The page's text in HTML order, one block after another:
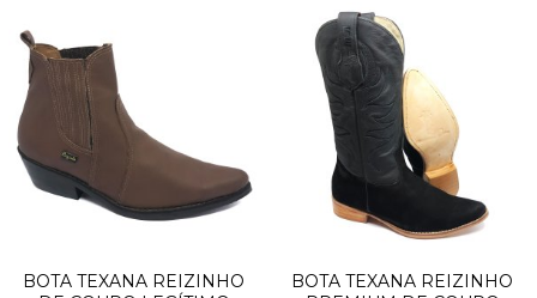
BOTA TEXANA REIZINHO
BOTA TEXANA REIZINHO